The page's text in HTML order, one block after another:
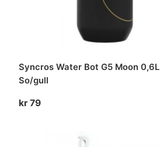
Syncros Water Bot G5 Moon 0,6L
So/gull
kr 79